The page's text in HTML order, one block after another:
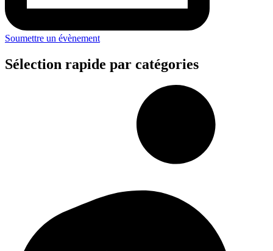
Soumettre un évènement
Sélection rapide par catégories